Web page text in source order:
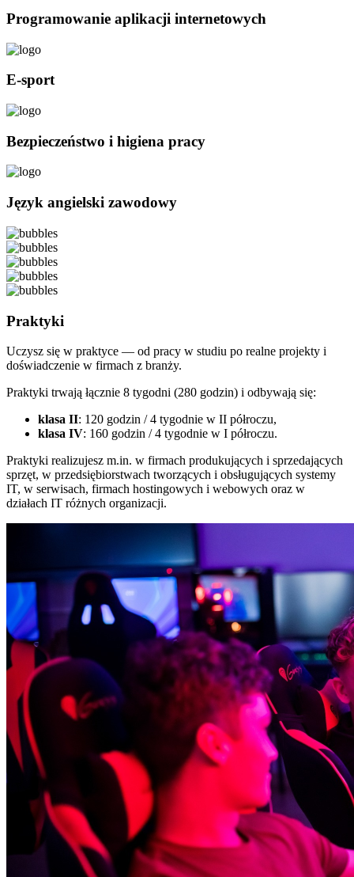
Programowanie aplikacji internetowych
E-sport
Bezpieczeństwo i higiena pracy
Język angielski zawodowy
Praktyki
Uczysz się w praktyce — od pracy w studiu po realne projekty i
doświadczenie w firmach z branży.
Praktyki trwają łącznie 8 tygodni (280 godzin) i odbywają się:
klasa II: 120 godzin / 4 tygodnie w II półroczu,
klasa IV: 160 godzin / 4 tygodnie w I półroczu.
Praktyki realizujesz m.in. w firmach produkujących i sprzedających
sprzęt, w przedsiębiorstwach tworzących i obsługujących systemy
IT, w serwisach, firmach hostingowych i webowych oraz w
działach IT różnych organizacji.